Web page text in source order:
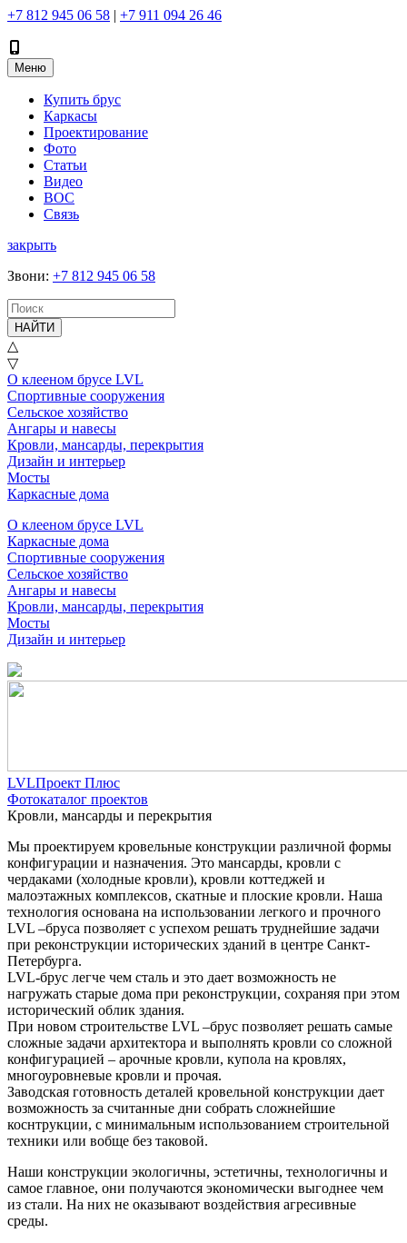
+7 812 945 06 58 | +7 911 094 26 46
Меню
Купить брус
Каркасы
Проектирование
Фото
Статьи
Видео
ВОС
Связь
закрыть
Звони: +7 812 945 06 58
НАЙТИ
△
▽
О клееном брусе LVL
Спортивные сооружения
Сельское хозяйство
Ангары и навесы
Кровли, мансарды, перекрытия
Дизайн и интерьер
Мосты
Каркасные дома
О клееном брусе LVL
Каркасные дома
Спортивные сооружения
Сельское хозяйство
Ангары и навесы
Кровли, мансарды, перекрытия
Мосты
Дизайн и интерьер
LVLПроект Плюс
Фотокаталог проектов
Кровли, мансарды и перекрытия
Мы проектируем кровельные конструкции различной формы
конфигурации и назначения. Это мансарды, кровли с
чердаками (холодные кровли), кровли коттеджей и
малоэтажных комплексов, скатные и плоские кровли. Наша
технология основана на использовании легкого и прочного
LVL –бруса позволяет с успехом решать труднейшие задачи
при реконструкции исторических зданий в центре Санкт-
Петербурга.
LVL-брус легче чем сталь и это дает возможность не
нагружать старые дома при реконструкции, сохраняя при этом
исторический облик здания.
При новом строительстве LVL –брус позволяет решать самые
сложные задачи архитектора и выполнять кровли со сложной
конфигурацией – арочные кровли, купола на кровлях,
многоуровневые кровли и прочая.
Заводская готовность деталей кровельной конструкции дает
возможность за считанные дни собрать сложнейшие
коснтрукции, с минимальным использованием строительной
техники или вобще без таковой.
Наши конструкции экологичны, эстетичны, технологичны и
самое главное, они получаются экономически выгоднее чем
из стали. На них не оказывают воздействия агресивные
среды.